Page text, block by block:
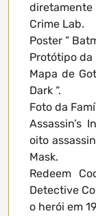
diretamente
Crime Lab.
Poster ”
Protótipo da
Mapa de
Dark “.
Foto da
Assassin’s
oito
Mask.
Redeem
Detective
o herói em